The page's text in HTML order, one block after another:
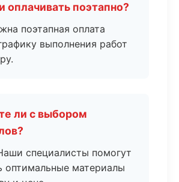
оплачивать поэтапно?
поэтапная оплата
выполнения работ
ли с выбором
специалисты помогут
оптимальные материалы